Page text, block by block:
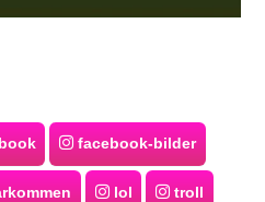
facebook-bilder
lol troll